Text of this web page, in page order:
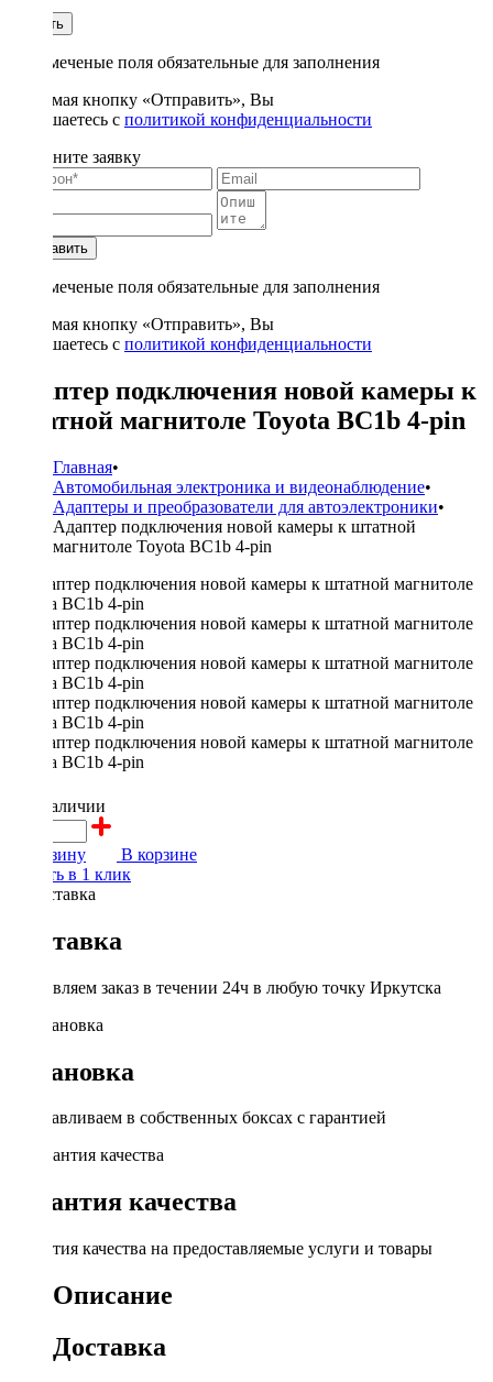
Купить
* - отмеченые поля обязательные для заполнения
Нажимая кнопку «Отправить», Вы
соглашаетесь с политикой конфиденциальности
Заполните заявку
Отправить
* - отмеченые поля обязательные для заполнения
Нажимая кнопку «Отправить», Вы
соглашаетесь с политикой конфиденциальности
Адаптер подключения новой камеры к
штатной магнитоле Toyota BC1b 4-pin
Главная•
Автомобильная электроника и видеонаблюдение•
Адаптеры и преобразователи для автоэлектроники•
Адаптер подключения новой камеры к штатной
магнитоле Toyota BC1b 4-pin
в наличии
В корзину
В корзине
Купить в 1 клик
Доставка
Доставляем заказ в течении 24ч в любую точку Иркутска
Установка
Устанавливаем в собственных боксах с гарантией
Гарантия качества
Гарантия качества на предоставляемые услуги и товары
Описание
Доставка